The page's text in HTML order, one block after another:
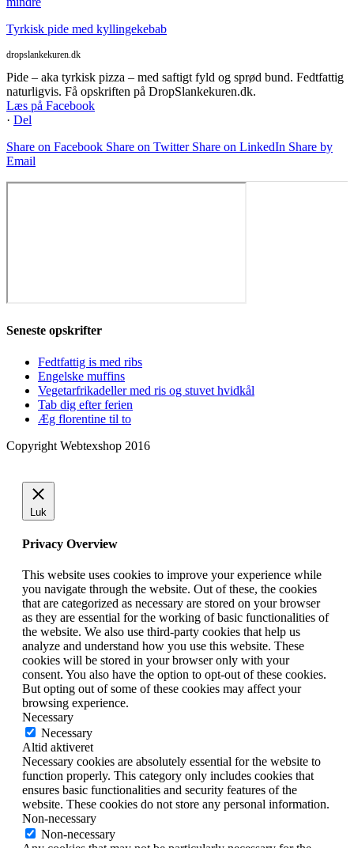
Tyrkisk pide med kyllingekebab
dropslankekuren.dk
Pide – aka tyrkisk pizza – med saftigt fyld og sprød bund. Fedtfattig
naturligvis. Få opskriften på DropSlankekuren.dk.
Læs på Facebook
· Del
Share on Facebook Share on Twitter Share on LinkedIn Share by
Email
Seneste opskrifter
Fedtfattig is med ribs
Engelske muffins
Vegetarfrikadeller med ris og stuvet hvidkål
Tab dig efter ferien
Æg florentine til to
Copyright Webtexshop 2016
Luk
Privacy Overview
This website uses cookies to improve your experience while
you navigate through the website. Out of these, the cookies
that are categorized as necessary are stored on your browser
as they are essential for the working of basic functionalities of
the website. We also use third-party cookies that help us
analyze and understand how you use this website. These
cookies will be stored in your browser only with your
consent. You also have the option to opt-out of these cookies.
But opting out of some of these cookies may affect your
browsing experience.
Necessary
Necessary
Altid aktiveret
Necessary cookies are absolutely essential for the website to
function properly. This category only includes cookies that
ensures basic functionalities and security features of the
website. These cookies do not store any personal information.
Non-necessary
Non-necessary